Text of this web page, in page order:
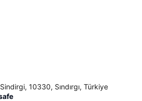
10330, Sındırgı, Türkiye